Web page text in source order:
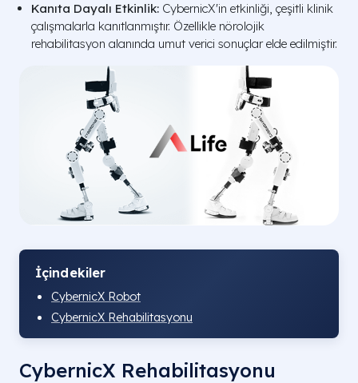
Kanıta Dayalı Etkinlik: CybernicX'in etkinliği, çeşitli klinik
çalışmalarla kanıtlanmıştır. Özellikle nörolojik
rehabilitasyon alanında umut verici sonuçlar elde edilmiştir.
İçindekiler
CybernicX Robot
CybernicX Rehabilitasyonu
CybernicX Rehabilitasyonu